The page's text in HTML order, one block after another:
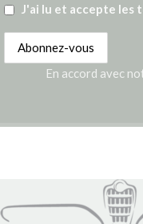
J'ai lu et accepte les
En accord avec